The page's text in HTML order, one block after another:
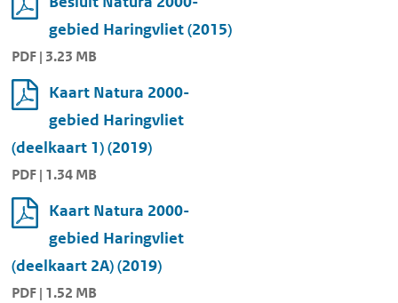
gebied Haringvliet (2015)
PDF | 3.23 MB
Kaart Natura 2000-
gebied Haringvliet
(deelkaart 1) (2019)
PDF | 1.34 MB
Kaart Natura 2000-
gebied Haringvliet
(deelkaart 2A) (2019)
PDF | 1.52 MB